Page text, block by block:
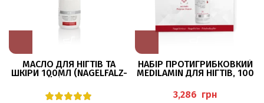
МАСЛО ДЛЯ НІГТІВ ТА
ШКІРИ 100МЛ (NAGELFALZ-
НАБІР ПРОТИГРИБКОВКИЙ
MEDILAMIN ДЛЯ НІГТІВ, 100
ДОГЛЯДУ PEDIBAEHR
грн